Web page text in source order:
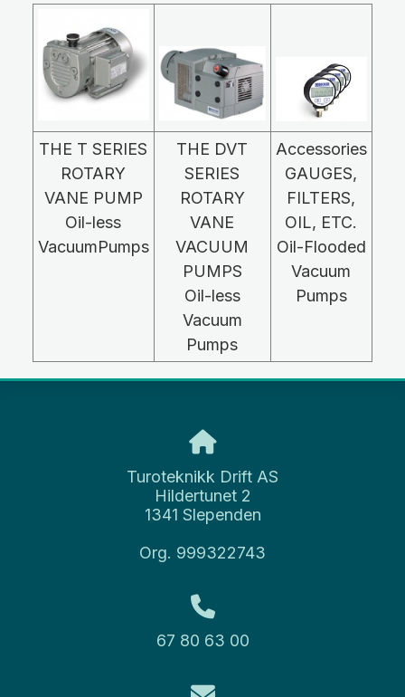
THE T SERIES
ROTARY
VANE PUMP
Oil-less
VacuumPumps
THE DVT
SERIES
ROTARY
VANE
VACUUM
PUMPS
Oil-less
Vacuum
Pumps
Accessories
GAUGES,
FILTERS,
OIL, ETC.
Oil-Flooded
Vacuum
Pumps
Turoteknikk Drift AS
Hildertunet 2
1341 Slependen
Org. 999322743
67 80 63 00